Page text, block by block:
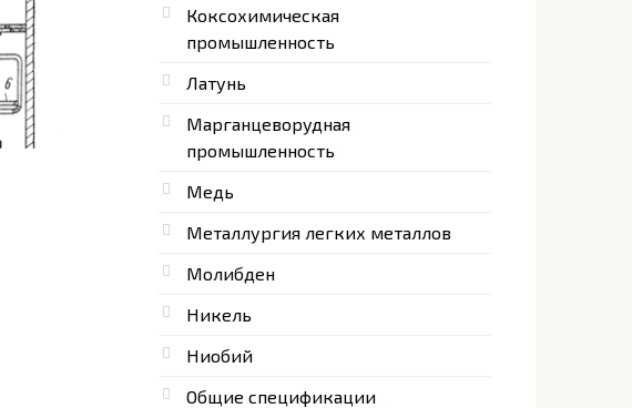
Коксохимическая
промышленность
Латунь
Марганцеворудная
промышленность
Медь
Металлургия легких металлов
Молибден
Никель
Ниобий
Общие спецификации